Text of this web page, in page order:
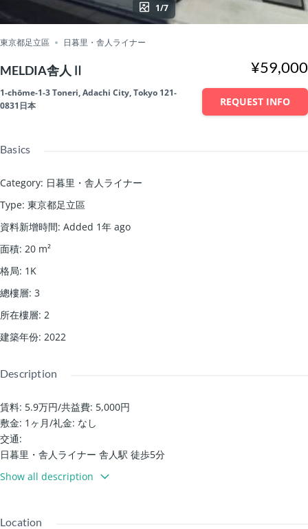
1/7
東京都足立區 日暮里・舎人ライナー
MELDIA舎人Ⅱ
1-chōme-1-3 Toneri, Adachi City, Tokyo 121-
0831日本
¥59,000
REQUEST INFO
Basics
Category: 日暮里・舎人ライナー
Type: 東京都足立區
資料新增時間: Added 1年 ago
面積: 20 m²
格局: 1K
總樓層: 3
所在樓層: 2
建築年份: 2022
Description
賃料: 5.9万円/共益費: 5,000円
敷金: 1ヶ月/礼金: なし
交通:
日暮里・舎人ライナー 舎人駅 徒歩5分
建物設備:
宅配箱 / 垃圾放置區 / IH 瓦斯爐
專用浴室 / 專用廁所 / 溫水洗淨便座 / 暖房便座 / 洗髮洗面台
Show all description
Location